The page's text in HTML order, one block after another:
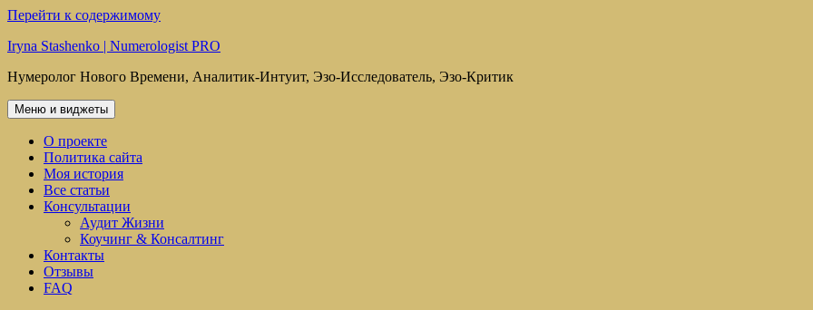
Перейти к содержимому
Iryna Stashenko | Numerologist PRO
Нумеролог Нового Времени, Аналитик-Интуит, Эзо-Исследователь, Эзо-Критик
Меню и виджеты
О проекте
Политика сайта
Моя история
Все статьи
Консультации
Аудит Жизни
Коучинг & Консалтинг
Контакты
Отзывы
FAQ